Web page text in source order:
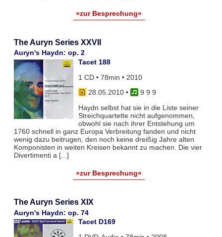
»zur Besprechung«
The Auryn Series XXVII
Auryn's Haydn: op. 2
Tacet 188
1 CD • 78min • 2010
28.05.2010•
9 9 9
Haydn selbst hat sie in die Liste seiner
Streichquartette nicht aufgenommen,
obwohl sie nach ihrer Entstehung um
1760 schnell in ganz Europa Verbreitung fanden und nicht
wenig dazu beitrugen, den noch keine dreißig Jahre alten
Komponisten in weiten Kreisen bekannt zu machen. Die vier
Divertimenti a [...]
»zur Besprechung«
The Auryn Series XIX
Auryn's Haydn: op. 74
Tacet D169